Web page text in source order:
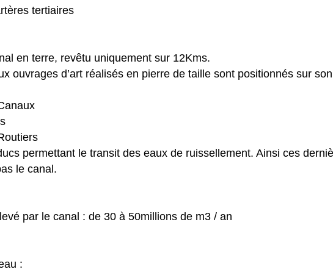
tertiaires
en terre, revêtu uniquement sur 12Kms.
ouvrages d’art réalisés en pierre de taille sont positionnés sur
permettant le transit des eaux de ruissellement. Ainsi ces
le canal.
par le canal : de 30 à 50millions de m3 / an
: